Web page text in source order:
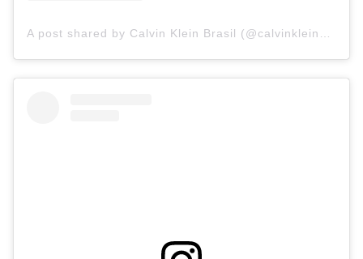
A post shared by Calvin Klein Brasil (@calvinkleinbrasil)